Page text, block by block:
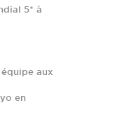
5* à
aux
en